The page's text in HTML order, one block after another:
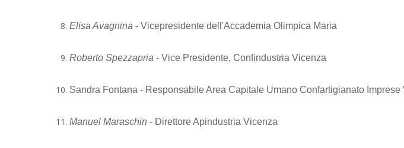
Elisa Avagnina - Vicepresidente dell'Accademia Olimpica Maria
Roberto Spezzapria - Vice Presidente, Confindustria Vicenza
Sandra Fontana - Responsabile Area Capitale Umano Confartigianato Imprese
Manuel Maraschin - Direttore Apindustria Vicenza